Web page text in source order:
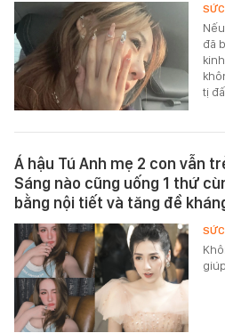
đã
tị
Á hậu Tú Anh mẹ 2 con vẫn
Sáng nào cũng uống 1 thứ
bằng nội tiết và tăng đề